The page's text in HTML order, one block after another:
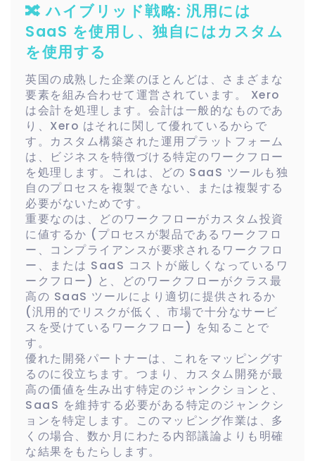
🔀 ハイブリッド戦略: 汎用には
SaaS を使用し、独自にはカスタム
を使用する
英国の成熟した企業のほとんどは、さまざまな
要素を組み合わせて運営されています。 Xero
は会計を処理します。会計は一般的なものであ
り、Xero はそれに関して優れているからで
す。カスタム構築された運用プラットフォーム
は、ビジネスを特徴づける特定のワークフロー
を処理します。これは、どの SaaS ツールも独
自のプロセスを複製できない、または複製する
必要がないためです。
重要なのは、どのワークフローがカスタム投資
に値するか (プロセスが製品であるワークフロ
ー、コンプライアンスが要求されるワークフロ
ー、または SaaS コストが厳しくなっているワ
ークフロー) と、どのワークフローがクラス最
高の SaaS ツールにより適切に提供されるか
(汎用的でリスクが低く、市場で十分なサービ
スを受けているワークフロー) を知ることで
す。
優れた開発パートナーは、これをマッピングす
るのに役立ちます。つまり、カスタム開発が最
高の価値を生み出す特定のジャンクションと、
SaaS を維持する必要がある特定のジャンクシ
ョンを特定します。このマッピング作業は、多
くの場合、数か月にわたる内部議論よりも明確
な結果をもたらします。